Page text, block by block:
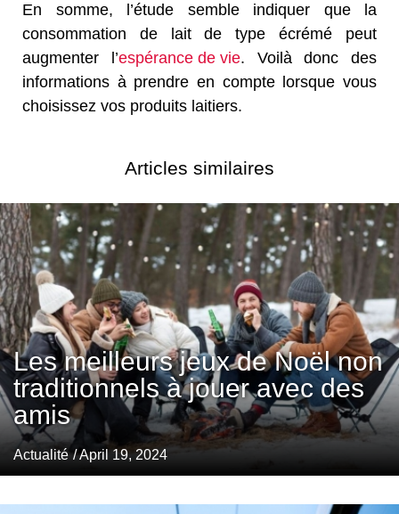
En somme, l’étude semble indiquer que la
consommation de lait de type écrémé peut
augmenter l’espérance de vie. Voilà donc des
informations à prendre en compte lorsque vous
choisissez vos produits laitiers.
Articles similaires
Les meilleurs jeux de Noël non
traditionnels à jouer avec des
amis
Actualité / April 19, 2024